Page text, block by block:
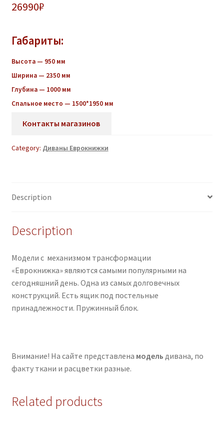
26990₽
Габариты:
Высота — 950 мм
Ширина — 2350 мм
Глубина — 1000 мм
Спальное место — 1500*1950 мм
Контакты магазинов
Category: Диваны Еврокнижки
Description
Description
Модели с механизмом трансформации
«Еврокнижка» являются самыми популярными на
сегодняшний день. Одна из самых долговечных
конструкций. Есть ящик под постельные
принадлежности. Пружинный блок.
Внимание! На сайте представлена модель дивана, по
факту ткани и расцветки разные.
Related products